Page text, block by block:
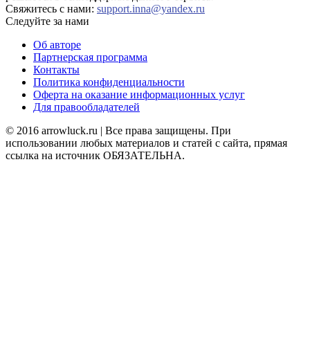
Свяжитесь с нами: support.inna@yandex.ru
Следуйте за нами
Об авторе
Партнерская программа
Контакты
Политика конфиденциальности
Оферта на оказание информационных услуг
Для правообладателей
© 2016 arrowluck.ru | Все права защищены. При
использовании любых материалов и статей с сайта, прямая
ссылка на источник ОБЯЗАТЕЛЬНА.